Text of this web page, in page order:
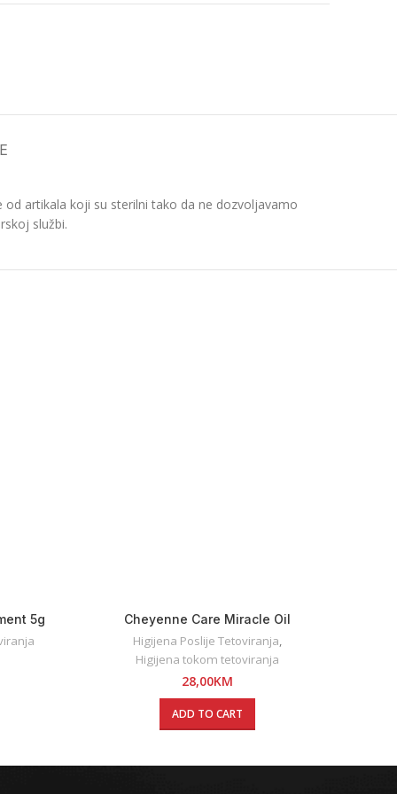
artikala koji su sterilni tako da ne dozvoljavamo
službi.
5g Cheyenne Care Miracle Oil
Higijena Poslije Tetoviranja,
Higijena tokom tetoviranja
28,00KM
ADD TO CART